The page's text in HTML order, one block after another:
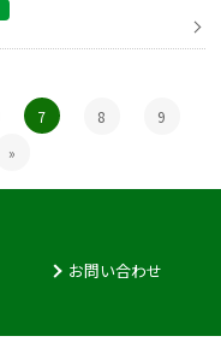
7 8
9
»
お問い合わせ